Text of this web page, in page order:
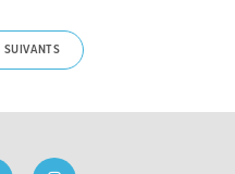
SUIVANTS